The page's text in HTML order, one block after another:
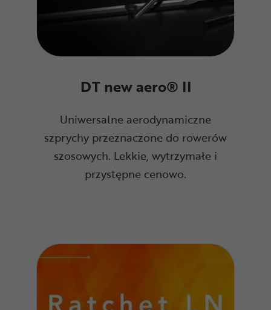
DT new aero® II
Uniwersalne aerodynamiczne
szprychy przeznaczone do rowerów
szosowych. Lekkie, wytrzymałe i
przystępne cenowo.